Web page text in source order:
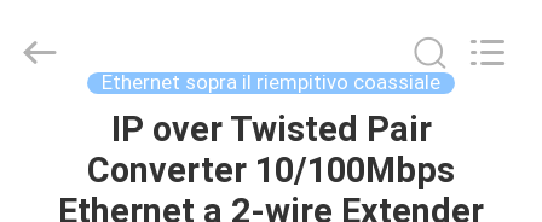
PRODOTTI
Co.,Ltd.
Ethernet sopra il riempitivo coassiale
IP over Twisted Pair
Converter 10/100Mbps
Ethernet a 2-wire Extender